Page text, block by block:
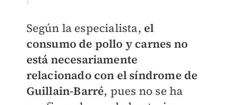
Según la especialista, el
consumo de pollo y carnes no
está necesariamente
relacionado con el síndrome de
Guillain-Barré, pues no se ha